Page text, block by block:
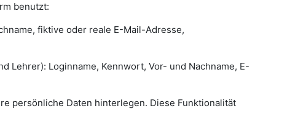
benutzt:
fiktive oder reale E-Mail-Adresse,
Loginname, Kennwort, Vor- und Nachname, E-
persönliche Daten hinterlegen. Diese Funktionalität